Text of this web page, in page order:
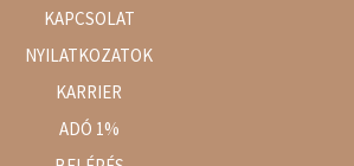
KAPCSOLAT
NYILATKOZATOK
KARRIER
ADÓ 1%